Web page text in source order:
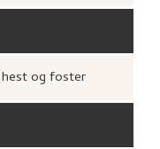
hest og foster